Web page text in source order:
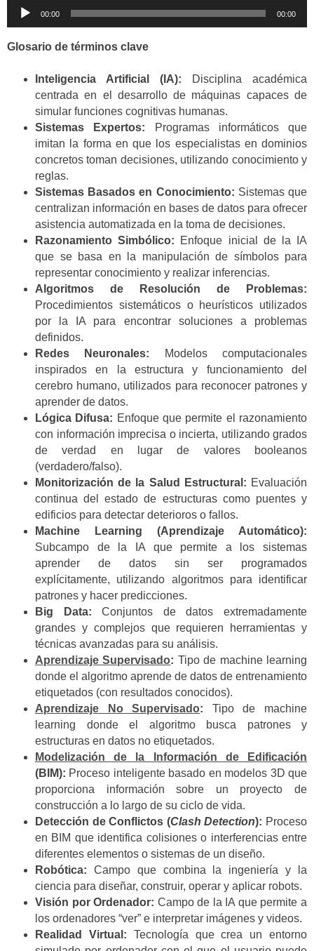
Reproductor
00:00 00:00
Glosario de términos clave
Inteligencia Artificial (IA): Disciplina académica
centrada en el desarrollo de máquinas capaces de
simular funciones cognitivas humanas.
Sistemas Expertos: Programas informáticos que
imitan la forma en que los especialistas en dominios
concretos toman decisiones, utilizando conocimiento y
reglas.
Sistemas Basados en Conocimiento: Sistemas que
centralizan información en bases de datos para ofrecer
asistencia automatizada en la toma de decisiones.
Razonamiento Simbólico: Enfoque inicial de la IA
que se basa en la manipulación de símbolos para
representar conocimiento y realizar inferencias.
Algoritmos de Resolución de Problemas:
Procedimientos sistemáticos o heurísticos utilizados
por la IA para encontrar soluciones a problemas
definidos.
Redes Neuronales: Modelos computacionales
inspirados en la estructura y funcionamiento del
cerebro humano, utilizados para reconocer patrones y
aprender de datos.
Lógica Difusa: Enfoque que permite el razonamiento
con información imprecisa o incierta, utilizando grados
de verdad en lugar de valores booleanos
(verdadero/falso).
Monitorización de la Salud Estructural: Evaluación
continua del estado de estructuras como puentes y
edificios para detectar deterioros o fallos.
Machine Learning (Aprendizaje Automático):
Subcampo de la IA que permite a los sistemas
aprender de datos sin ser programados
explícitamente, utilizando algoritmos para identificar
patrones y hacer predicciones.
Big Data: Conjuntos de datos extremadamente
grandes y complejos que requieren herramientas y
técnicas avanzadas para su análisis.
Aprendizaje Supervisado: Tipo de machine learning
donde el algoritmo aprende de datos de entrenamiento
etiquetados (con resultados conocidos).
Aprendizaje No Supervisado: Tipo de machine
learning donde el algoritmo busca patrones y
estructuras en datos no etiquetados.
Modelización de la Información de Edificación
(BIM): Proceso inteligente basado en modelos 3D que
proporciona información sobre un proyecto de
construcción a lo largo de su ciclo de vida.
Detección de Conflictos (Clash Detection): Proceso
en BIM que identifica colisiones o interferencias entre
diferentes elementos o sistemas de un diseño.
Robótica: Campo que combina la ingeniería y la
ciencia para diseñar, construir, operar y aplicar robots.
Visión por Ordenador: Campo de la IA que permite a
los ordenadores “ver” e interpretar imágenes y videos.
Realidad Virtual: Tecnología que crea un entorno